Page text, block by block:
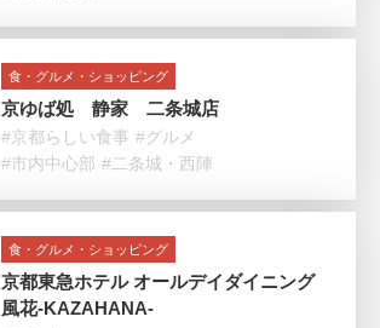
食・グルメ・ショッピング
京ゆば処 静家 二条城店
#京都らしい食事 #グルメ
#市内中心部 #二条城・西陣
食・グルメ・ショッピング
京都東急ホテル オールデイダイニング
風花‐KAZAHANA-